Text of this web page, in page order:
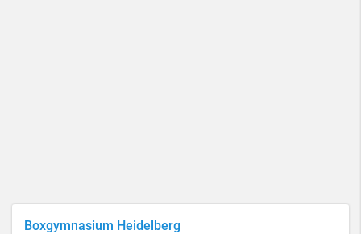
Boxgymnasium Heidelberg